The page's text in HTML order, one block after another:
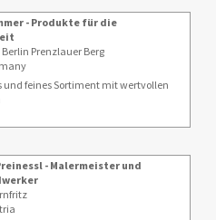
- Produkte für die
Berlin Prenzlauer Berg
und feines Sortiment mit wertvollen
- Malermeister und